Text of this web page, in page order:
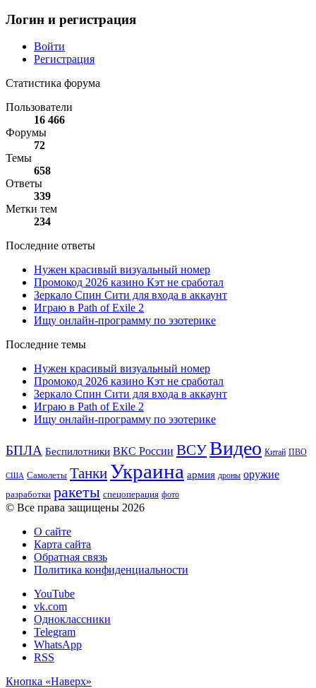
Логин и регистрация
Войти
Регистрация
Статистика форума
Пользователи
16 466
Форумы
72
Темы
658
Ответы
339
Метки тем
234
Последние ответы
Нужен красивый визуальный номер
Промокод 2026 казино Кэт не сработал
Зеркало Спин Сити для входа в аккаунт
Играю в Path of Exile 2
Ищу онлайн-программу по эзотерике
Последние темы
Нужен красивый визуальный номер
Промокод 2026 казино Кэт не сработал
Зеркало Спин Сити для входа в аккаунт
Играю в Path of Exile 2
Ищу онлайн-программу по эзотерике
БПЛА Беспилотники ВКС России ВСУВидео Китай ПВО
США Самолеты Танки Украина армия дроны оружие
разработки ракеты спецоперация фото
© Все права защищены 2026
О сайте
Карта сайта
Обратная связь
Политика конфиденциальности
YouTube
vk.com
Одноклассники
Telegram
WhatsApp
RSS
Кнопка «Наверх»